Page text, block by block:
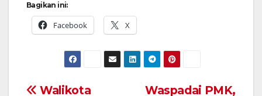
Bagikan ini:
Facebook X
Waspadai PMK,
Walikota